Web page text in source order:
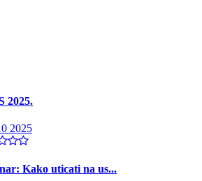
2025.
2025
Kako uticati na us...